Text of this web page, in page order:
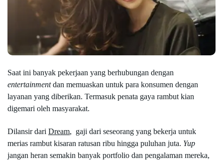
entertainment dan memuaskan untuk para konsumen dengan
layanan yang diberikan. Termasuk penata gaya rambut kian
digemari oleh masyarakat.
Dilansir dari Dream, gaji dari seseorang yang bekerja untuk
merias rambut kisaran ratusan ribu hingga puluhan juta.
jangan heran semakin banyak portfolio dan pengalaman mereka,